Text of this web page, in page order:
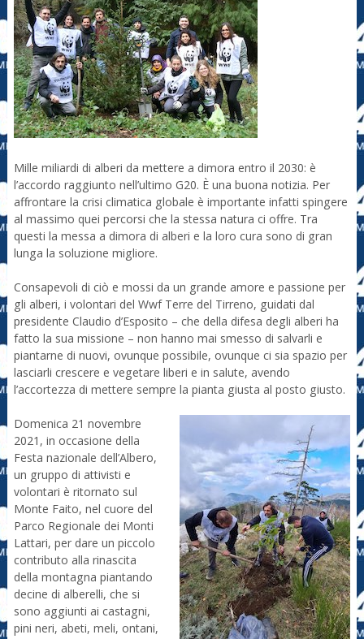
Mille miliardi di alberi da mettere a dimora entro il 2030: è
l’accordo raggiunto nell’ultimo G20. È una buona notizia. Per
affrontare la crisi climatica globale è importante infatti spingere
al massimo quei percorsi che la stessa natura ci offre. Tra
questi la messa a dimora di alberi e la loro cura sono di gran
lunga la soluzione migliore.
Consapevoli di ciò e mossi da un grande amore e passione per
gli alberi, i volontari del Wwf Terre del Tirreno, guidati dal
presidente Claudio d’Esposito – che della difesa degli alberi ha
fatto la sua missione – non hanno mai smesso di salvarli e
piantarne di nuovi, ovunque possibile, ovunque ci sia spazio per
lasciarli crescere e vegetare liberi e in salute, avendo
l’accortezza di mettere sempre la pianta giusta al posto giusto.
Domenica 21 novembre
2021, in occasione della
Festa nazionale dell’Albero,
un gruppo di attivisti e
volontari è ritornato sul
Monte Faito, nel cuore del
Parco Regionale dei Monti
Lattari, per dare un piccolo
contributo alla rinascita
della montagna piantando
decine di alberelli, che si
sono aggiunti ai castagni,
pini neri, abeti, meli, ontani,